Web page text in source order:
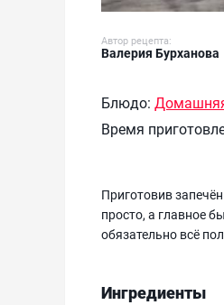
Автор рецепта:
Валерия Бурханова
Блюдо:
Время
Приготовив
просто, а главное
обязательно всё
Ингредиенты